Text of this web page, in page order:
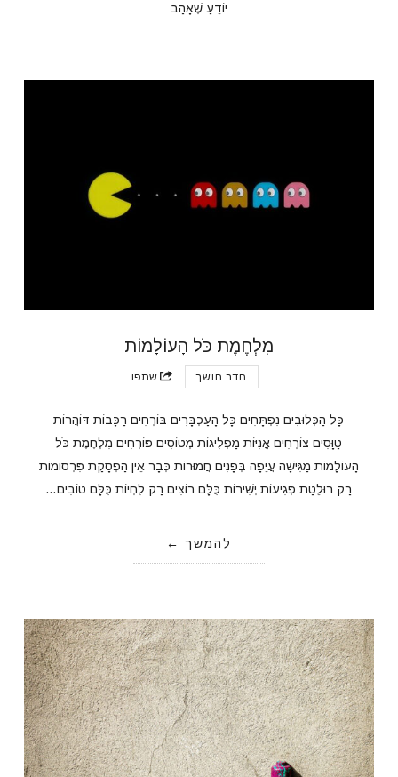
יוֹדֵעַ שֶׁאָהַב
מִלְחֶמֶת כֹּל הָעוֹלָמוֹת
חדר חושך שתפו
כָּל הַכְּלוּבִים נִפְתָּחִים כָּל הָעַכְבָּרִים בּוֹרְחִים רַכָּבוֹת דּוֹהֲרוֹת
טַוָּסִים צוֹרְחִים אֳנִיּוֹת מַפְלִיגוֹת מְטוֹסִים פּוֹרְחִים מִלְחֶמֶת כֹּל
הָעוֹלָמוֹת מַגִּישָׁה עֲיֵפָה בְּפָנִים חֲמוּרוֹת כְּבָר אֵין הַפְסָקַת פִּרְסוֹמוֹת
רַק רוּלֵטַת פְּגִיעוֹת יְשִׁירוֹת כֻּלָּם רוֹצִים רַק לִחְיוֹת כֻּלָּם טוֹבִים…
להמשך